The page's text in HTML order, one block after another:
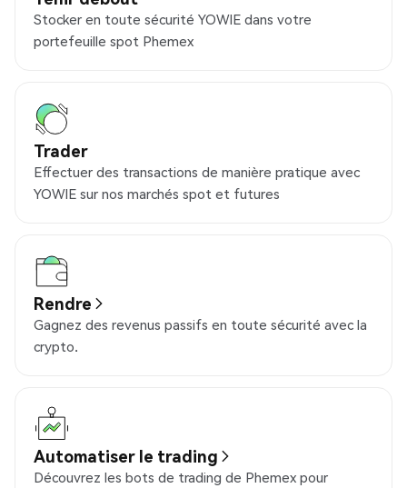
Stocker en toute sécurité YOWIE dans votre
portefeuille spot Phemex
Trader
Effectuer des transactions de manière pratique avec
YOWIE sur nos marchés spot et futures
Rendre
Gagnez des revenus passifs en toute sécurité avec la
crypto.
Automatiser le trading
Découvrez les bots de trading de Phemex pour